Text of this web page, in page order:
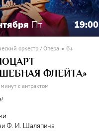
Пт 19:00
оркестр / Опера 6+
ФЛЕЙТА»
с антрактом
Ф. И. Шаляпина